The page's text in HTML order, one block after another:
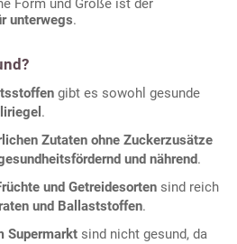
Form und Größe ist der
unterwegs.
gibt es sowohl gesunde
.
Zutaten ohne Zuckerzusätze
und nährend.
und Getreidesorten sind reich
und Ballaststoffen.
Supermarkt sind nicht gesund, da